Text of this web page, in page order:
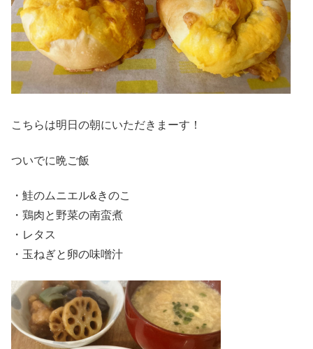
こちらは明日の朝にいただきまーす！
ついでに晩ご飯
・鮭のムニエル&きのこ
・鶏肉と野菜の南蛮煮
・レタス
・玉ねぎと卵の味噌汁